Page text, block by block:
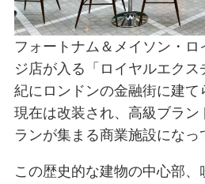
フォートナム＆メイソン・
ジ店が入る「ロイヤルエク
紀にロンドンの金融街に建て
現在は改装され、高級ブラン
ランが集まる商業施設になっ
この歴史的な建物の中心部